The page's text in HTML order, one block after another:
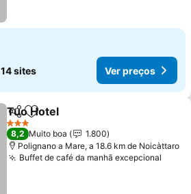
14 sites Ver preços
PartilharAdicionar aos favoritos
Tuo Hotel
3 Estrelas
8,2 Muito boa
1.800
Polignano a Mare, a 18.6 km de Noicàttaro
Buffet de café da manhã excepcional